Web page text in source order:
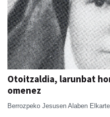
Otoitzaldia, larunbat
omenez
Berrozpeko Jesusen Alaben